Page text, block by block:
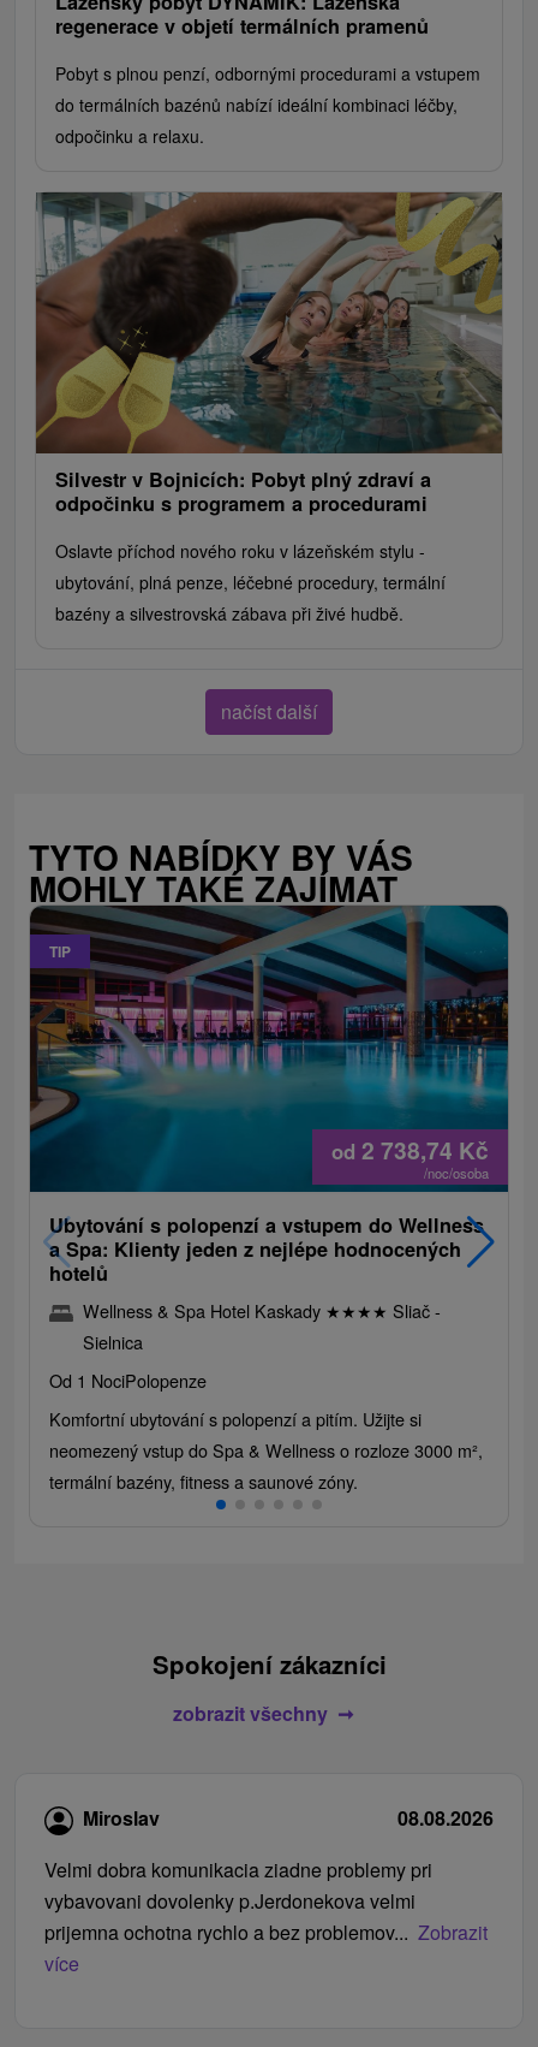
regenerace v objetí termálních pramenů
Pobyt s plnou penzí, odbornými procedurami a vstupem
do termálních bazénů nabízí ideální kombinaci léčby,
odpočinku a relaxu.
Silvestr v Bojnicích: Pobyt plný zdraví a
odpočinku s programem a procedurami
Oslavte příchod nového roku v lázeňském stylu -
ubytování, plná penze, léčebné procedury, termální
bazény a silvestrovská zábava při živé hudbě.
načíst další
TYTO NABÍDKY BY VÁS
MOHLY TAKÉ ZAJÍMAT
TIP
od 2 738,74 Kč
/noc/osoba
Ubytování s polopenzí a vstupem do Wellness
a Spa: Klienty jeden z nejlépe hodnocených
hotelů
Wellness & Spa Hotel Kaskady ★★★★ Sliač -
Sielnica
Od 1 NociPolopenze
Komfortní ubytování s polopenzí a pitím. Užijte si
neomezený vstup do Spa & Wellness o rozloze 3000 m²,
termální bazény, fitness a saunové zóny.
Spokojení zákazníci
zobrazit všechny
Miroslav
08.08.2026
Velmi dobra komunikacia ziadne problemy pri
vybavovani dovolenky p.Jerdonekova velmi
prijemna ochotna rychlo a bez problemov... Zobrazit
více